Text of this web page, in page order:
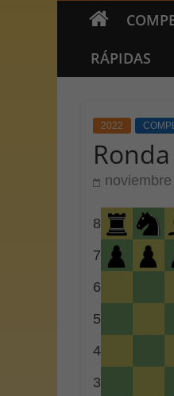
RÁPIDAS
2022
3
4
5
6
7
8